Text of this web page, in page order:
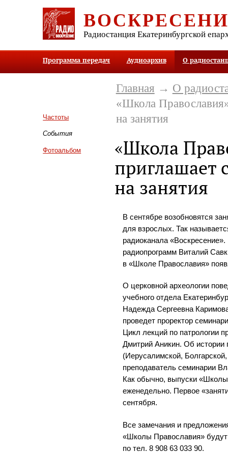
Радиостанция Екатеринбургской
Программа передач Аудиоархив О
Частоты
События
Фотоальбом
Главная → О
«Школа
на занятия
«Школа
приглашает
на занятия
В сентябре возобновятся
для взрослых. Так
радиоканала
радиопрограмм Виталий
в «Школе Православия»
О церковной археологии
учебного отдела
Надежда Сергеевна
проведет проректор
Цикл лекций по патрологии
Дмитрий Аникин. Об истории
(Иерусалимской,
преподаватель семинарии
Как обычно, выпуски
еженедельно. Первое
сентября.
Все замечания и
«Школы Православия»
по тел. 8 908 63 033 90.